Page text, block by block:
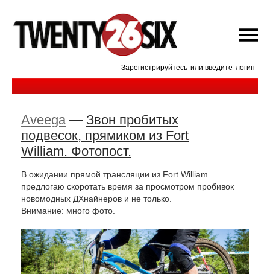
Зарегистрируйтесь или введите логин
Aveega— Звон пробитых
подвесок, прямиком из Fort
William. Фотопост.
В ожидании прямой трансляции из Fort William
предлогаю скоротать время за просмотром пробивок
новомодных ДХнайнеров и не только.
Внимание: много фото.